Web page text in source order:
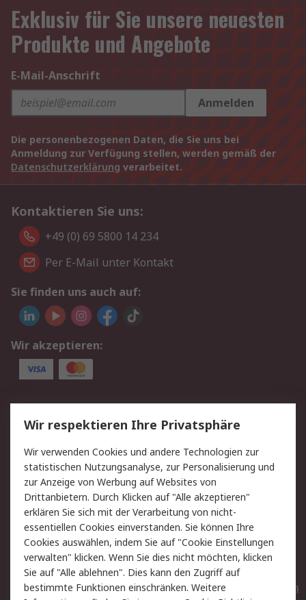
Exklusiv für Sie unsere neuesten
Produkte und Angebote
E-Mail-Anschrift
Anmelden
Die personenbezogenen Daten, die Sie uns bei
Anmeldung zur Verfügung stellen, werden gemäß der
Datenschutzerklärung verarbeitet.
Kontaktieren Sie uns:
+49 (0) 69 5800 14 234
Per E-Mail unter Kontakt
Sie finden uns auch auf:
Wir akzeptieren:
Service
Value Added Services
Lieferlösungen
Rücksendungen
Kontakt
Hilfe
Privatkunden
Rechtliches
AGB
Datenschutz
Cookie-Richtlinie
Zahlungsbedingungen
Copyright/Impressum
Entsorgung
Elektrogeräte/Batterien
Wir respektieren Ihre Privatsphäre
Wir verwenden Cookies und andere Technologien zur
statistischen Nutzungsanalyse, zur Personalisierung und
zur Anzeige von Werbung auf Websites von
Drittanbietern. Durch Klicken auf "Alle akzeptieren"
erklären Sie sich mit der Verarbeitung von nicht-
essentiellen Cookies einverstanden. Sie können Ihre
Cookies auswählen, indem Sie auf "Cookie Einstellungen
verwalten" klicken. Wenn Sie dies nicht möchten, klicken
Sie auf "Alle ablehnen". Dies kann den Zugriff auf
bestimmte Funktionen einschränken. Weitere